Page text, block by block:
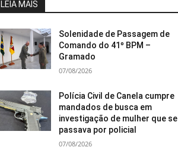
LEIA MAIS
Solenidade de Passagem de
Comando do 41º BPM –
Gramado
07/08/2026
Polícia Civil de Canela cumpre
mandados de busca em
investigação de mulher que se
passava por policial
07/08/2026